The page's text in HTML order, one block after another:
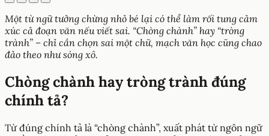
Một từ ngữ tưởng chừng nhỏ bé lại có thể làm rối tung cảm
xúc cả đoạn văn nếu viết sai. “Chòng chành” hay “tròng
trành” – chỉ cần chọn sai một chữ, mạch văn học cũng chao
đảo theo như sóng xô.
Chòng chành hay tròng trành đúng
chính tả?
Từ đúng chính tả là “chòng chành”, xuất phát từ ngôn ngữ